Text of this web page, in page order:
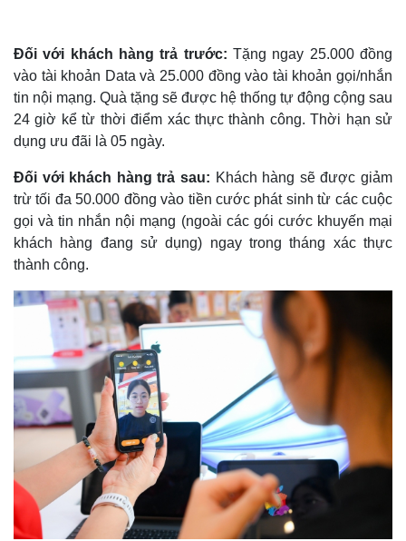
Thế giới
Quan sát
Cuộc sống đó đây
Hồ sơ
Multimedia
Video
E-Magazine
Infographic
Đối với khách hàng trả trước: Tặng ngay 25.000 đồng
vào tài khoản Data và 25.000 đồng vào tài khoản gọi/nhắn
tin nội mạng. Quà tặng sẽ được hệ thống tự động cộng sau
24 giờ kể từ thời điểm xác thực thành công. Thời hạn sử
dụng ưu đãi là 05 ngày.
Đối với khách hàng trả sau: Khách hàng sẽ được giảm
trừ tối đa 50.000 đồng vào tiền cước phát sinh từ các cuộc
gọi và tin nhắn nội mạng (ngoài các gói cước khuyến mại
khách hàng đang sử dụng) ngay trong tháng xác thực
thành công.